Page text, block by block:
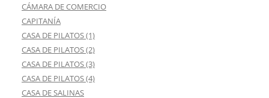
CÁMARA DE COMERCIO
CAPITANÍA
CASA DE PILATOS (1)
CASA DE PILATOS (2)
CASA DE PILATOS (3)
CASA DE PILATOS (4)
CASA DE SALINAS